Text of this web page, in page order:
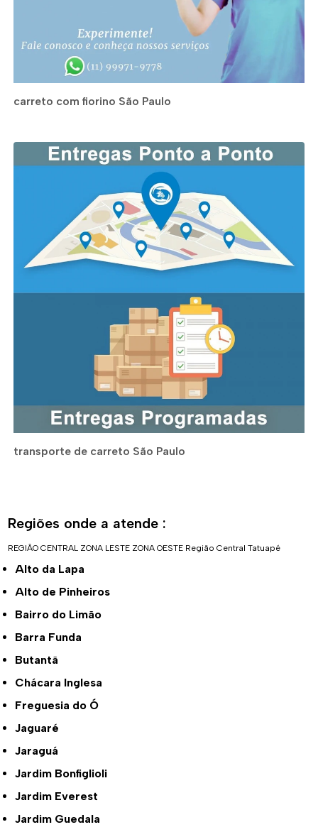
carreto com fiorino São Paulo
transporte de carreto São Paulo
Regiões onde a atende :
REGIÃO CENTRAL ZONA LESTE ZONA OESTE Região Central Tatuapé
Alto da Lapa
Alto de Pinheiros
Bairro do Limão
Barra Funda
Butantã
Chácara Inglesa
Freguesia do Ó
Jaguaré
Jaraguá
Jardim Bonfiglioli
Jardim Everest
Jardim Guedala